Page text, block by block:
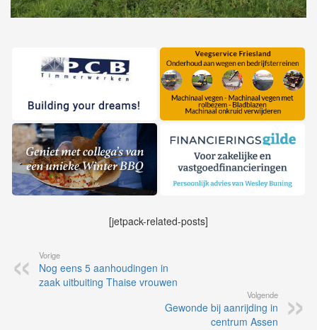
[jetpack-related-posts]
Vorige
Nog eens 5 aanhoudingen in
zaak uitbuiting Thaise vrouwen
Volgende
Gewonde bij aanrijding in
centrum Assen